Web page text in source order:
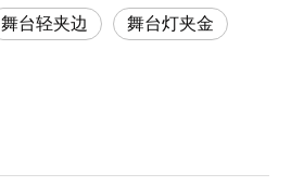
舞台轻夹边 舞台灯夹金